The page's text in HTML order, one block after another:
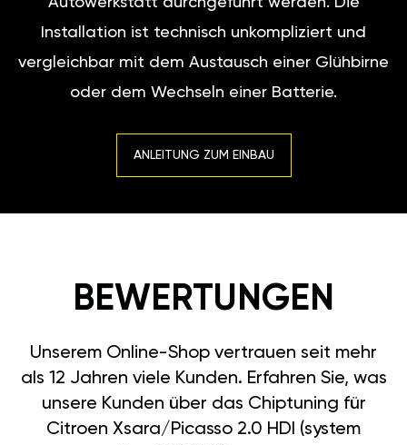
Installation ist technisch unkompliziert und
vergleichbar mit dem Austausch einer Glühbirne
oder dem Wechseln einer Batterie.
ANLEITUNG ZUM EINBAU
BEWERTUNGEN
Unserem Online-Shop vertrauen seit mehr
als 12 Jahren viele Kunden. Erfahren Sie, was
unsere Kunden über das Chiptuning für
Citroen Xsara/Picasso 2.0 HDI (system